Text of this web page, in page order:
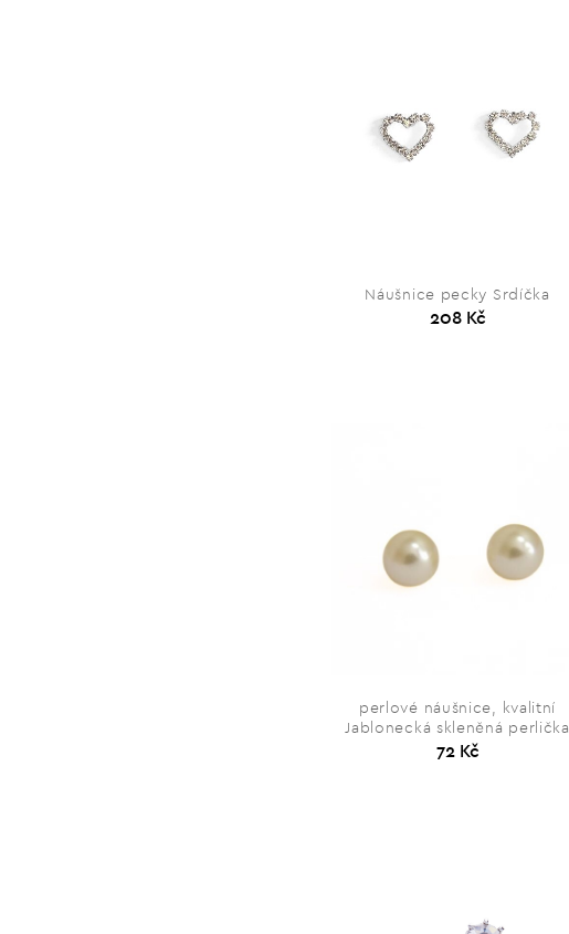
Náušnice pecky Srdíčka
208 Kč
perlové náušnice, kvalitní
Jablonecká skleněná perlička
72 Kč